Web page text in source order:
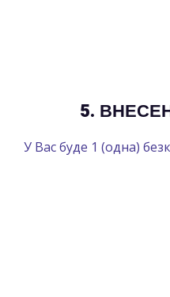
5.
У Вас буде 1 (одна)